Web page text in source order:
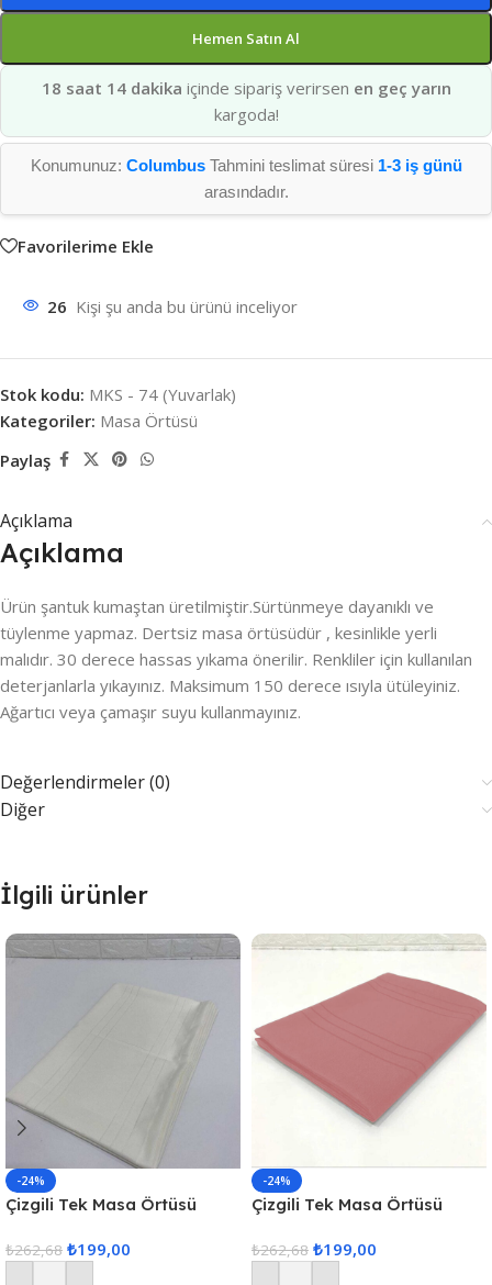
Hemen Satın Al
18 saat 14 dakika içinde sipariş verirsen en geç yarın
kargoda!
Konumunuz: ColumbusTahmini teslimat süresi 1-3 iş günü
arasındadır.
Favorilerime Ekle
26 Kişi şu anda bu ürünü inceliyor
Stok kodu: MKS - 74 (Yuvarlak)
Kategoriler: Masa Örtüsü
Paylaş
Açıklama
Açıklama
Ürün şantuk kumaştan üretilmiştir.Sürtünmeye dayanıklı ve
tüylenme yapmaz. Dertsiz masa örtüsüdür , kesinlikle yerli
malıdır. 30 derece hassas yıkama önerilir. Renkliler için kullanılan
deterjanlarla yıkayınız. Maksimum 150 derece ısıyla ütüleyiniz.
Ağartıcı veya çamaşır suyu kullanmayınız.
Değerlendirmeler (0)
Diğer
İlgili ürünler
-24%
Çizgili Tek Masa Örtüsü
₺262,68 ₺199,00
-24%
Çizgili Tek Masa Örtüsü
₺262,68 ₺199,00